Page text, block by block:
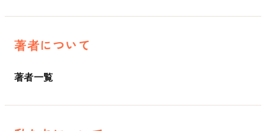
著者について
著者一覧